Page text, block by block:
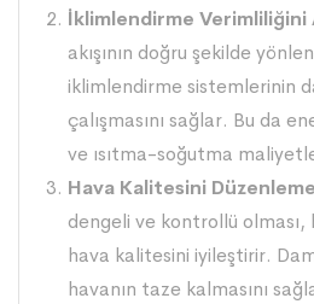
İklimlendirme Verimliliğini
akışının doğru şekilde
iklimlendirme sistemlerinin
çalışmasını sağlar. Bu da
ve ısıtma-soğutma
Hava Kalitesini
dengeli ve kontrollü
hava kalitesini iyileştirir.
havanın taze kalmasını